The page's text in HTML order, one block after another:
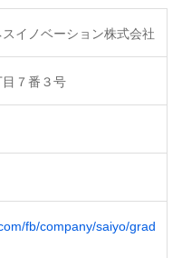
イノベーション株式会社
７番３号
fb/company/saiyo/grad